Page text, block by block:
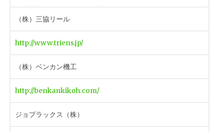
（株）三協リール
http://www.triens.jp/
（株）ベンカン機工
http://benkankikoh.com/
ジョプラックス（株）